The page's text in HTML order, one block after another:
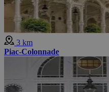
3 km
Piac-Colonnade